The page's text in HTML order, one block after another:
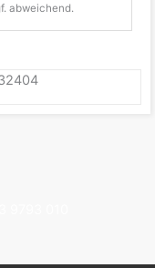
abweichend.